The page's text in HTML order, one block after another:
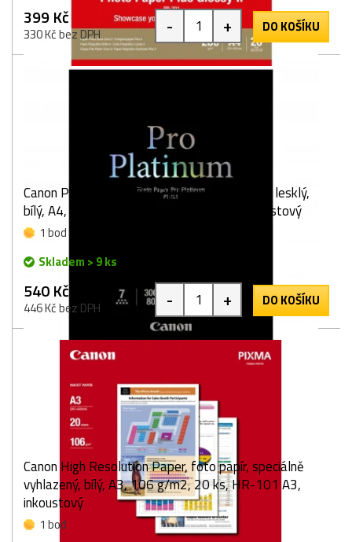
399 Kč
330 Kč bez DPH - + DO KOŠÍKU
Canon Photo Paper Pro Platinum, foto papír, lesklý,
bílý, A4, 300 g/m2, 20 ks, PT-101 A4, inkoustový
1 bod
Skladem > 9 ks
540 Kč
446 Kč bez DPH - + DO KOŠÍKU
Canon High Resolution Paper, foto papír, speciálně
vyhlazený, bílý, A3, 106 g/m2, 20 ks, HR-101 A3,
inkoustový
1 bod